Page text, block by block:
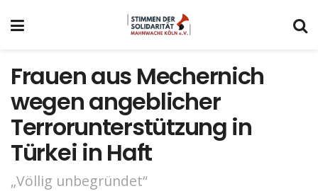
Frauen aus Mechernich
wegen angeblicher
Terrorunterstützung in
Türkei in Haft
„Völlig unbegründet“